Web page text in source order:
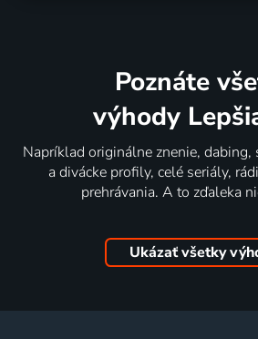
Poznáte
výhody
Napríklad originálne znenie,
a divácke profily, celé seriály,
prehrávania. A to zďaleka
Ukázať všetky